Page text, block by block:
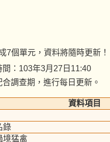
7個單元，資料將隨時更新！
間：103年3月27日11:40
調查期，進行每日更新。
資料項目
錄
境猛禽